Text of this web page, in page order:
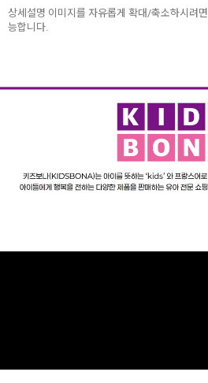
상세설명 이미지를 자유롭게 확대/축소하시려면
능합니다.